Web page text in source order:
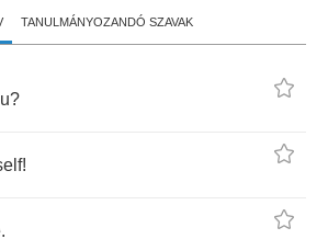
TANULMÁNYOZANDÓ SZAVAK
?
!
.